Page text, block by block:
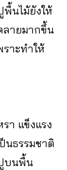
นไม้ยังให้
ลายมากขึ้น
าะทำให้
า แข็งแรง
นธรรมชาติ
บนพื้น